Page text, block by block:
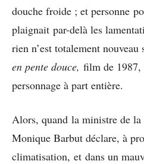
douche froide ; et personne
plaignait par-delà les
rien n’est totalement
en pente douce, film de 1987,
personnage à part entière.
Alors, quand la ministre de
Monique Barbut déclare, à
climatisation, et dans un